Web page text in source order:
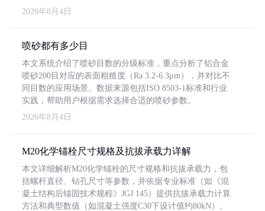
2026年8月4日
喷砂都有多少目
本文系统介绍了喷砂目数的分级标准，重点分析了铝合金
喷砂200目对应的表面粗糙度（Ra 3.2-6.3μm），并对比不
同目数的应用场景。数据来源包括ISO 8503-1标准和行业
实践，帮助用户根据需求选择合适的喷砂参数。
2026年8月4日
M20化学锚栓尺寸规格及抗拔承载力详解
本文详细解析M20化学锚栓的尺寸规格和抗拔承载力，包
括螺杆直径、钻孔尺寸等参数，并依据专业标准（如《混
凝土结构后锚固技术规程》JGJ 145）提供抗拔承载力计算
方法和典型数值（如混凝土强度C30下设计值约80kN）。